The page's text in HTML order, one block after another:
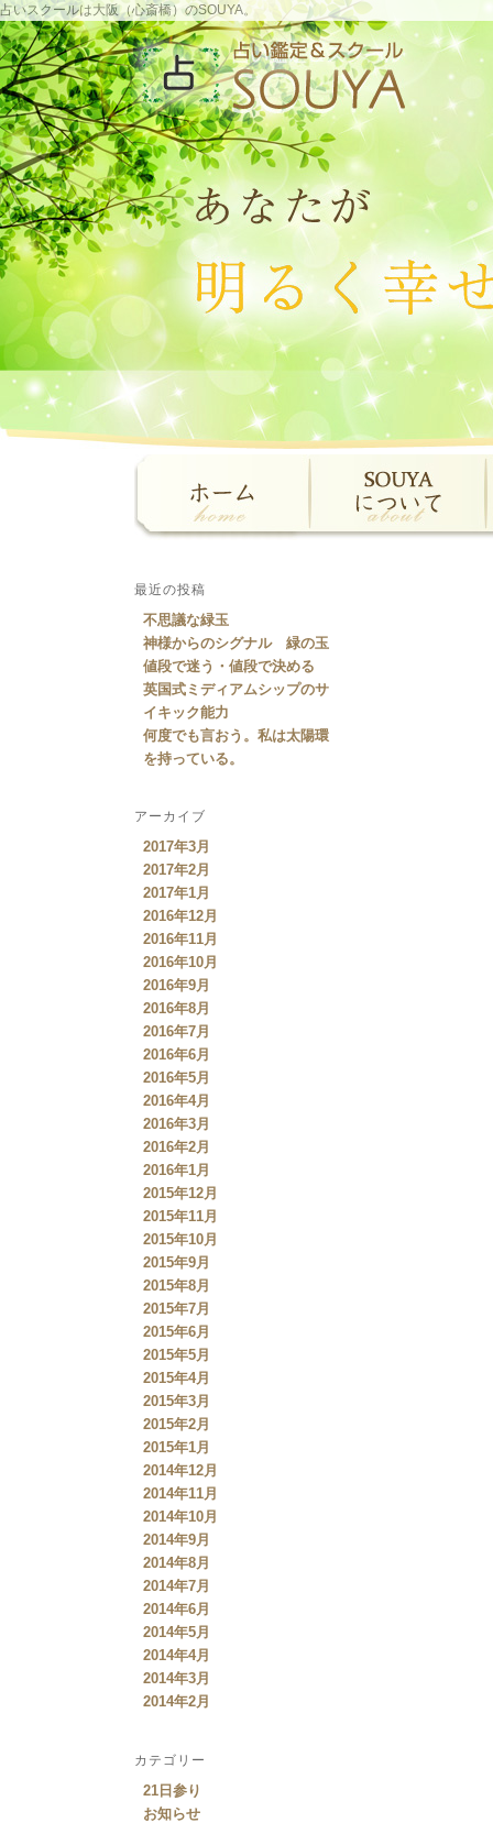
占いスクールは大阪（心斎橋）のSOUYA。
最近の投稿
不思議な緑玉
神様からのシグナル 緑の玉
値段で迷う・値段で決める
英国式ミディアムシップのサ
イキック能力
何度でも言おう。私は太陽環
を持っている。
アーカイブ
2017年3月
2017年2月
2017年1月
2016年12月
2016年11月
2016年10月
2016年9月
2016年8月
2016年7月
2016年6月
2016年5月
2016年4月
2016年3月
2016年2月
2016年1月
2015年12月
2015年11月
2015年10月
2015年9月
2015年8月
2015年7月
2015年6月
2015年5月
2015年4月
2015年3月
2015年2月
2015年1月
2014年12月
2014年11月
2014年10月
2014年9月
2014年8月
2014年7月
2014年6月
2014年5月
2014年4月
2014年3月
2014年2月
カテゴリー
21日参り
お知らせ